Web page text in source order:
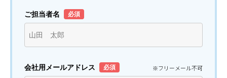
ご担当者名
会社用メールアドレス ※フリーメール不可